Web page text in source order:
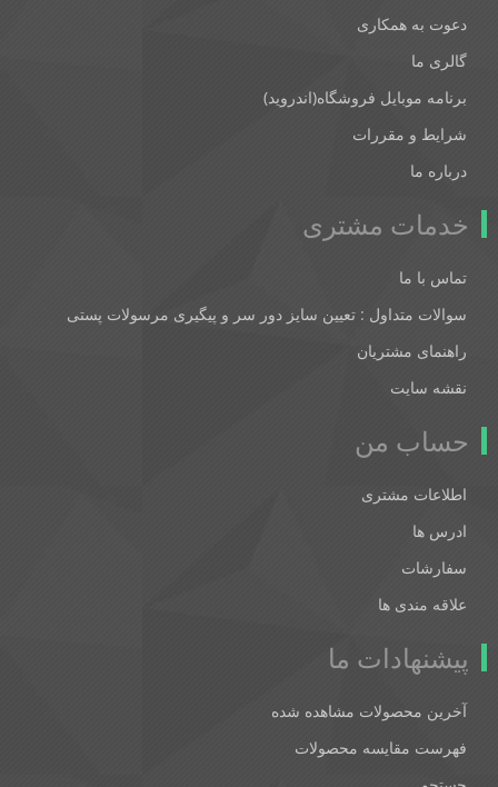
دعوت به همکاری
گالری ما
برنامه موبایل فروشگاه(اندروید)
شرایط و مقررات
درباره ما
خدمات مشتری
تماس با ما
سوالات متداول : تعیین سایز دور سر و پیگیری مرسولات پستی
راهنمای مشتریان
نقشه سایت
حساب من
اطلاعات مشتری
ادرس ها
سفارشات
علاقه مندی ها
پیشنهادات ما
آخرین محصولات مشاهده شده
فهرست مقایسه محصولات